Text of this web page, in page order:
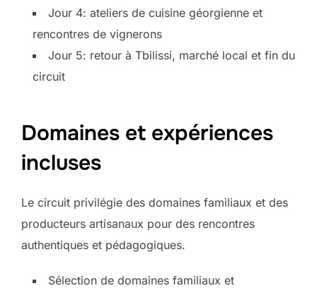
Jour 4: ateliers de cuisine géorgienne et
rencontres de vignerons
Jour 5: retour à Tbilissi, marché local et fin du
circuit
Domaines et expériences
incluses
Le circuit privilégie des domaines familiaux et des
producteurs artisanaux pour des rencontres
authentiques et pédagogiques.
Sélection de domaines familiaux et